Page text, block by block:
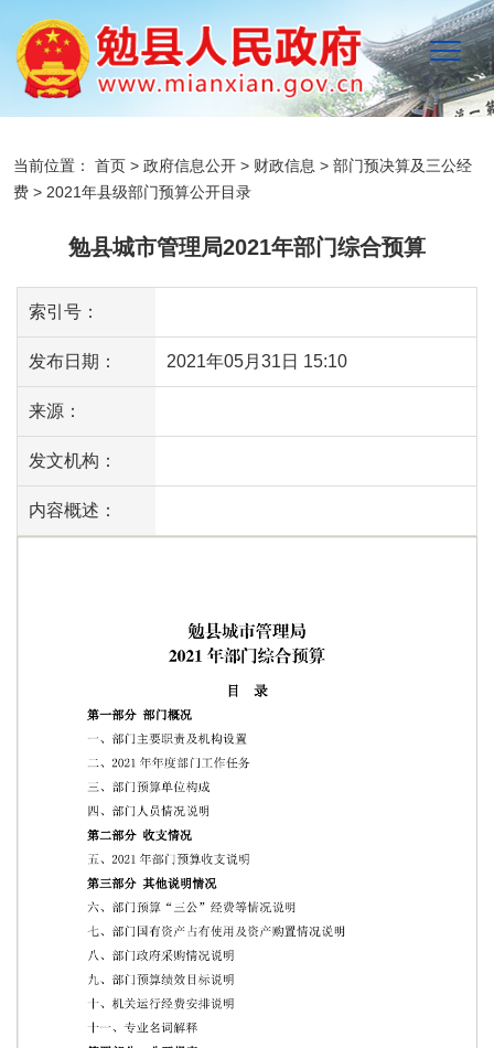
当前位置： 首页 > 政府信息公开 > 财政信息 > 部门预决算及三公经
费 > 2021年县级部门预算公开目录
勉县城市管理局2021年部门综合预算
索引号：
发布日期： 2021年05月31日 15:10
来源：
发文机构：
内容概述：